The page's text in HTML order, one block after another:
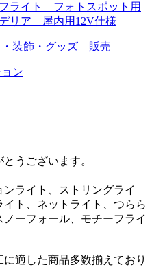
ライト フォトスポット用
リア 屋内用12V仕様
・装飾・グッズ 販売
ン
うございます。
ライト、ストリングライ
イト、ネットライト、つらら
ーフォール、モチーフライ
適した商品多数揃えており